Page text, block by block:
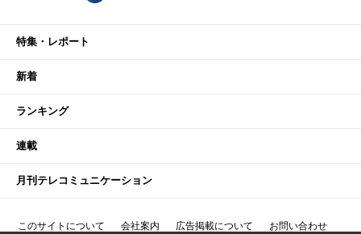
特集・レポート
新着
ランキング
連載
月刊テレコミュニケーション
このサイトについて 会社案内 広告掲載について お問い合わせ